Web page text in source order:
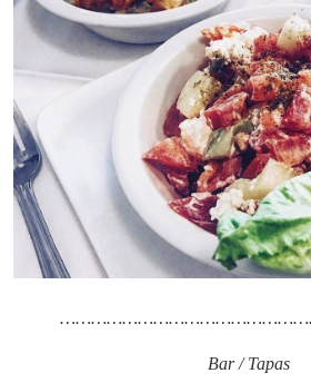
Bar / Tapas